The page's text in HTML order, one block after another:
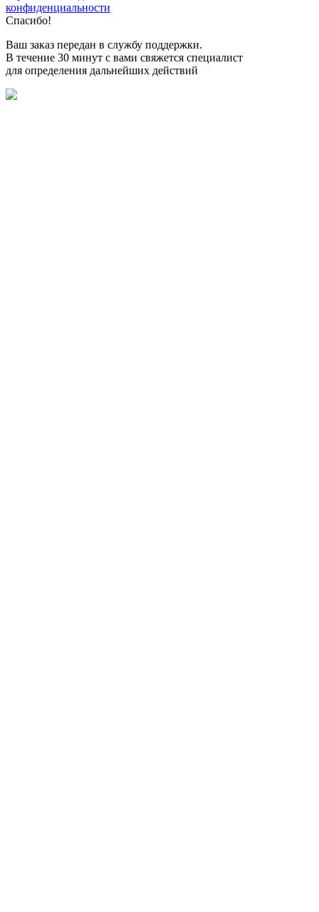
конфиденциальности
Спасибо!
Ваш заказ передан в службу поддержки.
В течение 30 минут с вами свяжется специалист
для определения дальнейших действий